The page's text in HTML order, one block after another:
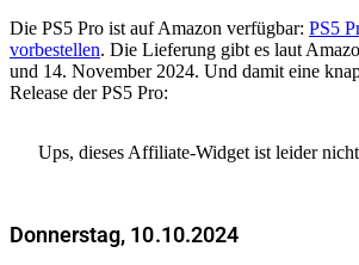
Die PS5 Pro ist auf Amazon verfügbar: PS5
vorbestellen. Die Lieferung gibt es laut
und 14. November 2024. Und damit eine
Release der PS5 Pro:
Ups, dieses Affiliate-Widget ist leider
Donnerstag, 10.10.2024